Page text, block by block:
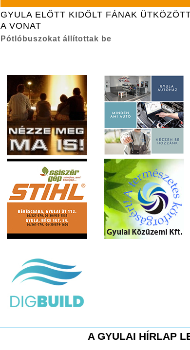
GYULA ELŐTT KIDŐLT FÁNAK
A VONAT
Pótlóbuszokat állítottak be
A GYULAI HÍRLAP